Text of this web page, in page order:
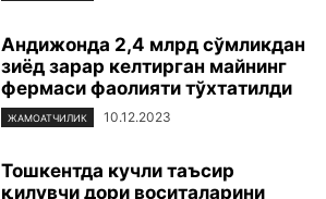
Андижонда 2,4 млрд сўмликдан
зиёд зарар келтирган майнинг
фермаси фаолияти тўхтатилди
ЖАМОАТЧИЛИК 10.12.2023
Тошкентда кучли таъсир
қилувчи дори воситаларини